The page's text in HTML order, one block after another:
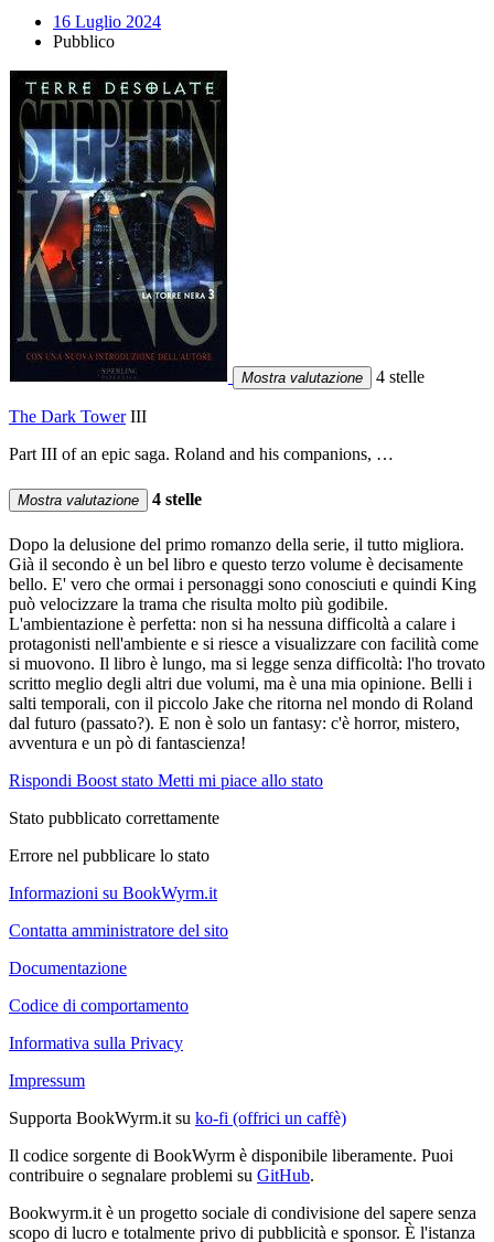
16 Luglio 2024
Pubblico
Mostra valutazione 4 stelle
The Dark TowerIII
Part III of an epic saga. Roland and his companions, …
Mostra valutazione 4 stelle
Dopo la delusione del primo romanzo della serie, il tutto migliora.
Già il secondo è un bel libro e questo terzo volume è decisamente
bello. E' vero che ormai i personaggi sono conosciuti e quindi King
può velocizzare la trama che risulta molto più godibile.
L'ambientazione è perfetta: non si ha nessuna difficoltà a calare i
protagonisti nell'ambiente e si riesce a visualizzare con facilità come
si muovono. Il libro è lungo, ma si legge senza difficoltà: l'ho trovato
scritto meglio degli altri due volumi, ma è una mia opinione. Belli i
salti temporali, con il piccolo Jake che ritorna nel mondo di Roland
dal futuro (passato?). E non è solo un fantasy: c'è horror, mistero,
avventura e un pò di fantascienza!
Rispondi Boost stato Metti mi piace allo stato
Stato pubblicato correttamente
Errore nel pubblicare lo stato
Informazioni su BookWyrm.it
Contatta amministratore del sito
Documentazione
Codice di comportamento
Informativa sulla Privacy
Impressum
Supporta BookWyrm.it su ko-fi (offrici un caffè)
Il codice sorgente di BookWyrm è disponibile liberamente. Puoi
contribuire o segnalare problemi su GitHub.
Bookwyrm.it è un progetto sociale di condivisione del sapere senza
scopo di lucro e totalmente privo di pubblicità e sponsor. È l'istanza